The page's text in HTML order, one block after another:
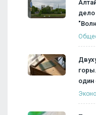
дело
один